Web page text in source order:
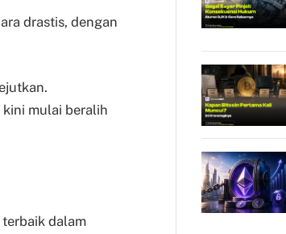
drastis, dengan
mulai beralih
dalam